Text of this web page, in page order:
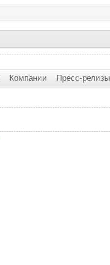
Компании Пресс-релизы